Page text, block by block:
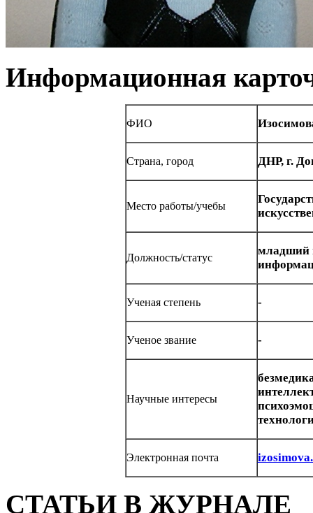
Информационная
ФИО
Страна, город ДНР, г.
Место работы/учебы
Должность/статус
младший
Ученая степень -
Ученое звание -
Научные интересы
Электронная почта
СТАТЬИ В ЖУРНАЛЕ